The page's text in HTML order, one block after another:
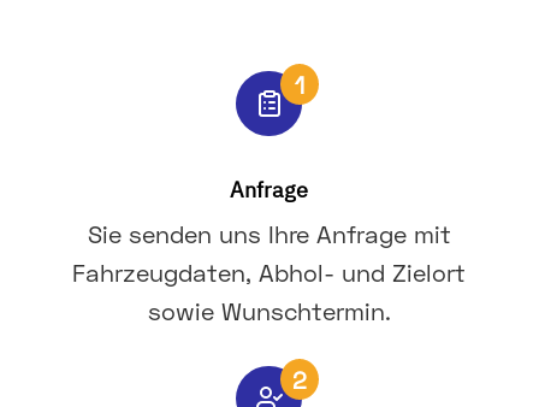
1
Anfrage
Sie senden uns Ihre Anfrage mit
Fahrzeugdaten, Abhol- und Zielort
sowie Wunschtermin.
2